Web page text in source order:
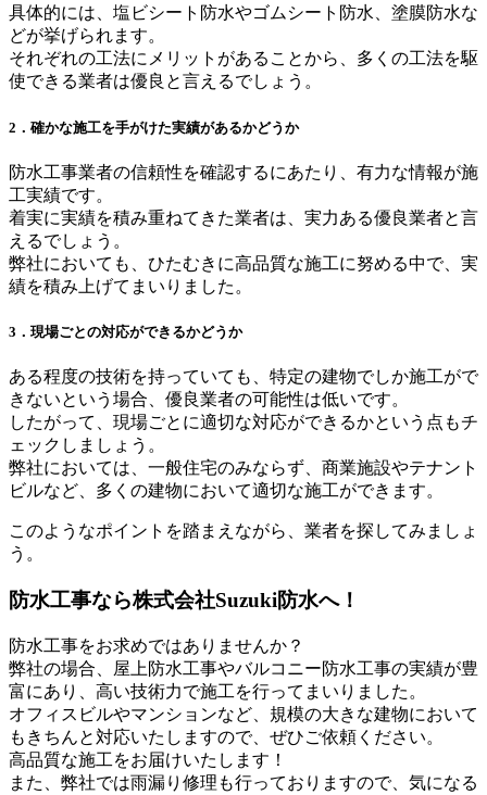
具体的には、塩ビシート防水やゴムシート防水、塗膜防水な
どが挙げられます。
それぞれの工法にメリットがあることから、多くの工法を駆
使できる業者は優良と言えるでしょう。
2．確かな施工を手がけた実績があるかどうか
防水工事業者の信頼性を確認するにあたり、有力な情報が施
工実績です。
着実に実績を積み重ねてきた業者は、実力ある優良業者と言
えるでしょう。
弊社においても、ひたむきに高品質な施工に努める中で、実
績を積み上げてまいりました。
3．現場ごとの対応ができるかどうか
ある程度の技術を持っていても、特定の建物でしか施工がで
きないという場合、優良業者の可能性は低いです。
したがって、現場ごとに適切な対応ができるかという点もチ
ェックしましょう。
弊社においては、一般住宅のみならず、商業施設やテナント
ビルなど、多くの建物において適切な施工ができます。
このようなポイントを踏まえながら、業者を探してみましょ
う。
防水工事なら株式会社Suzuki防水へ！
防水工事をお求めではありませんか？
弊社の場合、屋上防水工事やバルコニー防水工事の実績が豊
富にあり、高い技術力で施工を行ってまいりました。
オフィスビルやマンションなど、規模の大きな建物において
もきちんと対応いたしますので、ぜひご依頼ください。
高品質な施工をお届けいたします！
また、弊社では雨漏り修理も行っておりますので、気になる